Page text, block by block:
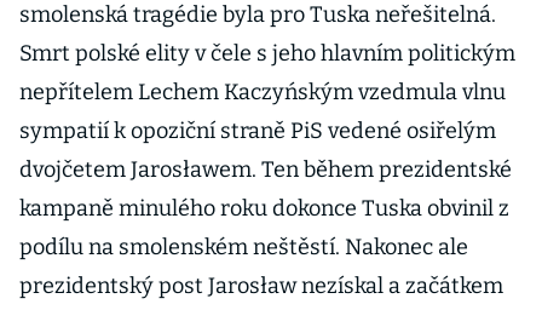
smolenská tragédie byla pro Tuska neřešitelná.
Smrt polské elity v čele s jeho hlavním politickým
nepřítelem Lechem Kaczyńským vzedmula vlnu
sympatií k opoziční straně PiS vedené osiřelým
dvojčetem Jarosławem. Ten během prezidentské
kampaně minulého roku dokonce Tuska obvinil z
podílu na smolenském neštěstí. Nakonec ale
prezidentský post Jarosław nezískal a začátkem